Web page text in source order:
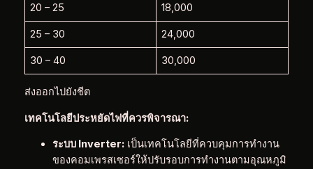
20 – 25 18,000
25 – 30 24,000
30 – 40 30,000
ส่งออกไปยังชีต
เทคโนโลยีประหยัดไฟที่ควรพิจารณา:
ระบบ Inverter:เป็นเทคโนโลยีที่ควบคุมการทำงาน
ของคอมเพรสเซอร์ให้ปรับรอบการทำงานตามอุณหภูมิ